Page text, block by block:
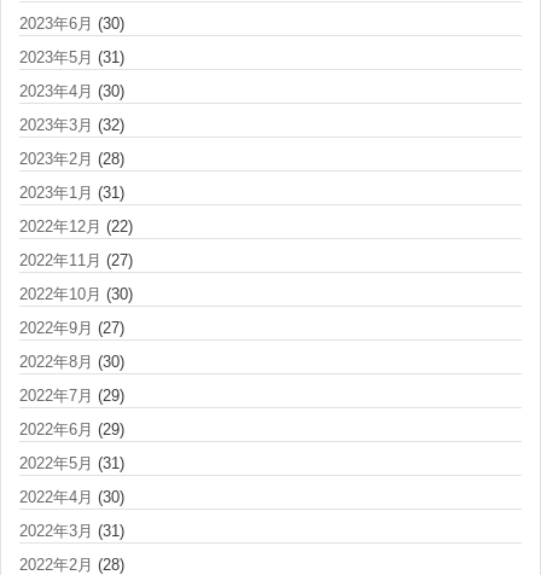
2023年6月 (30)
2023年5月 (31)
2023年4月 (30)
2023年3月 (32)
2023年2月 (28)
2023年1月 (31)
2022年12月 (22)
2022年11月 (27)
2022年10月 (30)
2022年9月 (27)
2022年8月 (30)
2022年7月 (29)
2022年6月 (29)
2022年5月 (31)
2022年4月 (30)
2022年3月 (31)
2022年2月 (28)